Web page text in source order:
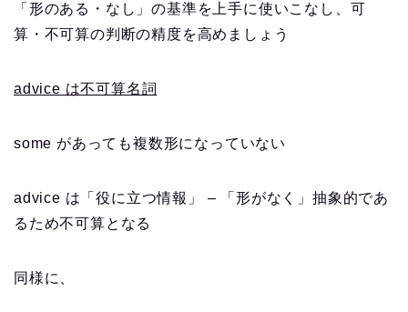
「形のある・なし」の基準を上手に使いこなし、可
算・不可算の判断の精度を高めましょう
advice は不可算名詞
some があっても複数形になっていない
advice は「役に立つ情報」 – 「形がなく」抽象的であ
るため不可算となる
同様に、